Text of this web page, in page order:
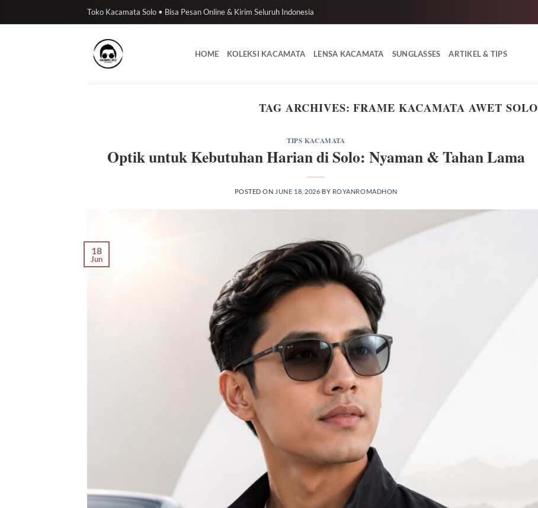
to
Toko Kacamata Solo • Bisa Pesan Online & Kirim Seluruh Indonesia
HOME KOLEKSI KACAMATA LENSA KACAMATA SUNGLASSES ARTIKEL & TIPS
TAG ARCHIVES:FRAME KACAMATA AWET SOLO
TIPS KACAMATA
Optik untuk Kebutuhan Harian di Solo: Nyaman & Tahan Lama
POSTED ON JUNE 18, 2026 BY ROYANROMADHON
18
Jun